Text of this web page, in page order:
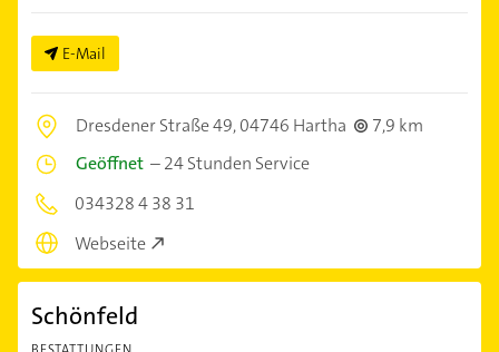
E-Mail
Dresdener Straße 49,04746 Hartha
7,9 km
Geöffnet –24 Stunden Service
034328 4 38 31
Webseite
Schönfeld